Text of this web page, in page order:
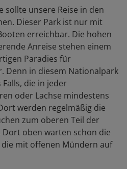
sollte unsere Reise in den
Dieser Park ist nur mit
erreichbar. Die hohen
Anreise stehen einem
Paradies für
Denn in diesem Nationalpark
die in jeder
oder Lachse mindestens
werden regelmäßig die
zum oberen Teil der
oben warten schon die
mit offenen Mündern auf